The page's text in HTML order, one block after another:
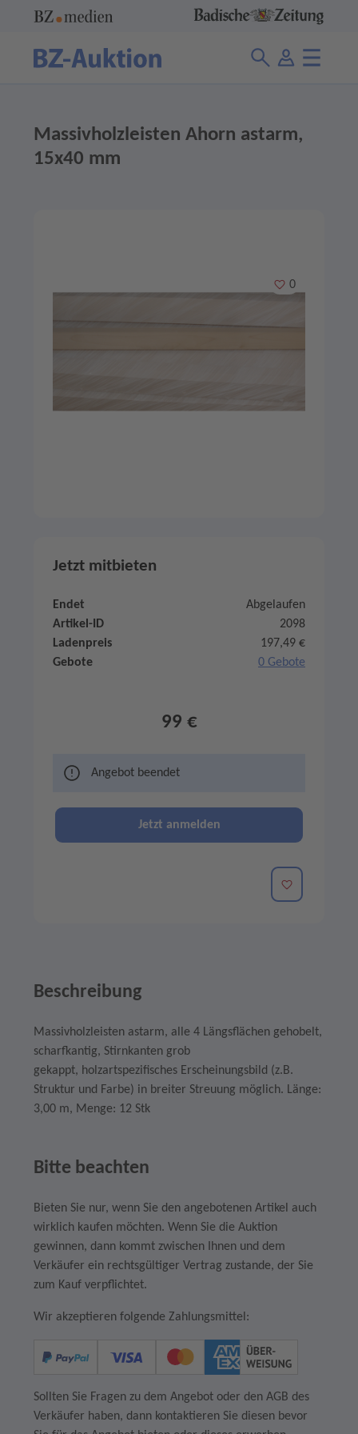
Massivholzleisten Ahorn astarm,
15x40 mm
Merken
0
Jetzt mitbieten
Endet
Abgelaufen
Artikel-ID
2098
Ladenpreis
197,49 €
Gebote
0 Gebote
99 €
Angebot beendet
Jetzt anmelden
Merken
Beschreibung
Massivholzleisten astarm, alle 4 Längsflächen gehobelt,
scharfkantig, Stirnkanten grob
gekappt, holzartspezifisches Erscheinungsbild (z.B.
Struktur und Farbe) in breiter Streuung möglich. Länge:
3,00 m, Menge: 12 Stk
Bitte beachten
Bieten Sie nur, wenn Sie den angebotenen Artikel auch
wirklich kaufen möchten. Wenn Sie die Auktion
gewinnen, dann kommt zwischen Ihnen und dem
Verkäufer ein rechtsgültiger Vertrag zustande, der Sie
zum Kauf verpflichtet.
Wir akzeptieren folgende Zahlungsmittel:
Sollten Sie Fragen zu dem Angebot oder den AGB des
Verkäufer haben, dann kontaktieren Sie diesen bevor